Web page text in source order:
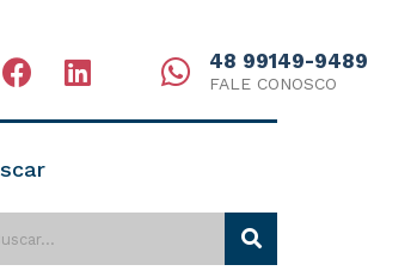
48 99149-9489
FALE CONOSCO